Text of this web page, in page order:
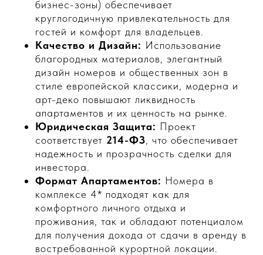
бизнес-зоны) обеспечивает
круглогодичную привлекательность для
гостей и комфорт для владельцев.
Качество и Дизайн: Использование
благородных материалов, элегантный
дизайн номеров и общественных зон в
стиле европейской классики, модерна и
арт-деко повышают ликвидность
апартаментов и их ценность на рынке.
Юридическая Защита: Проект
соответствует 214-ФЗ, что обеспечивает
надежность и прозрачность сделки для
инвестора.
Формат Апартаментов: Номера в
комплексе 4* подходят как для
комфортного личного отдыха и
проживания, так и обладают потенциалом
для получения дохода от сдачи в аренду в
востребованной курортной локации.